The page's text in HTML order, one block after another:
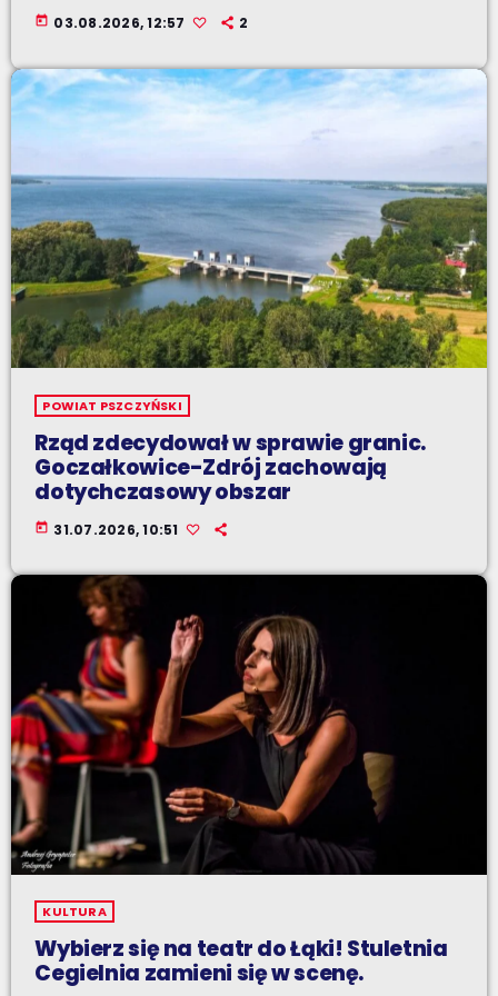
today 03.08.2026, 12:57 2
POWIAT PSZCZYŃSKI
Rząd zdecydował w sprawie granic.
Goczałkowice-Zdrój zachowają
dotychczasowy obszar
today 31.07.2026, 10:51
KULTURA
Wybierz się na teatr do Łąki! Stuletnia
Cegielnia zamieni się w scenę.